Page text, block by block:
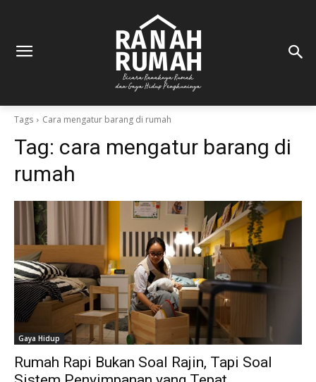
Tags Cara mengatur barang di rumah
Tag: cara mengatur barang di
rumah
Gaya Hidup
Rumah Rapi Bukan Soal Rajin, Tapi Soal